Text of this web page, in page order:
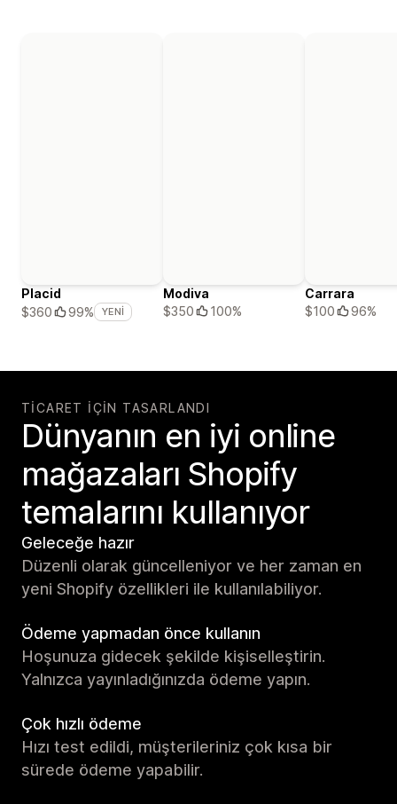
Placid
$360
99% YENI
Modiva
$350
100%
Carrara
$100
96%
TICARET IÇIN TASARLANDI
Dünyanın en iyi online
mağazaları Shopify
temalarını kullanıyor
Geleceğe hazır
Düzenli olarak güncelleniyor ve her zaman en
yeni Shopify özellikleri ile kullanılabiliyor.
Ödeme yapmadan önce kullanın
Hoşunuza gidecek şekilde kişiselleştirin.
Yalnızca yayınladığınızda ödeme yapın.
Çok hızlı ödeme
Hızı test edildi, müşterileriniz çok kısa bir
sürede ödeme yapabilir.